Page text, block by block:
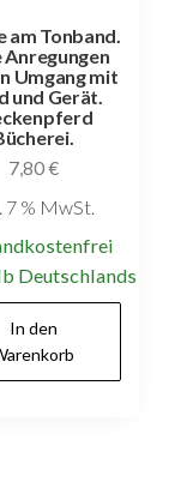
am Tonband.
Anregungen
Umgang mit
und Gerät.
7,80€
7 % MwSt.
Deutschlands
In den